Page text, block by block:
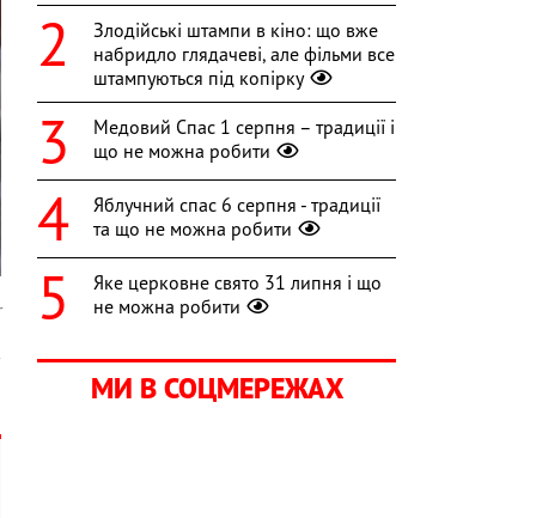
Злодійські штампи в кіно: що вже
набридло глядачеві, але фільми все
штампуються під копірку
Медовий Спас 1 серпня – традиції і
що не можна робити
Яблучний спас 6 серпня - традиції
та що не можна робити
Яке церковне свято 31 липня і що
не можна робити
МИ В СОЦМЕРЕЖАХ